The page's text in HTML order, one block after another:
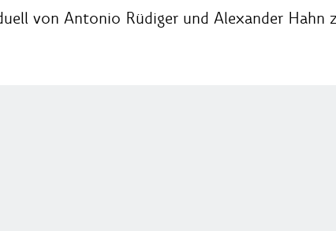
von Antonio Rüdiger und Alexander Hahn